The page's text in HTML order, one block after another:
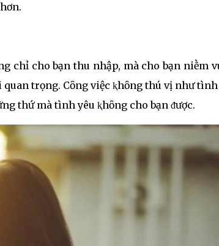
chỉ cho bạn thu nhập, mà cho bạn niḕm
trọng. Cȏng việc ⱪhȏng thú vị như tình
thứ mà tình yêu ⱪhȏng cho bạn ᵭược.